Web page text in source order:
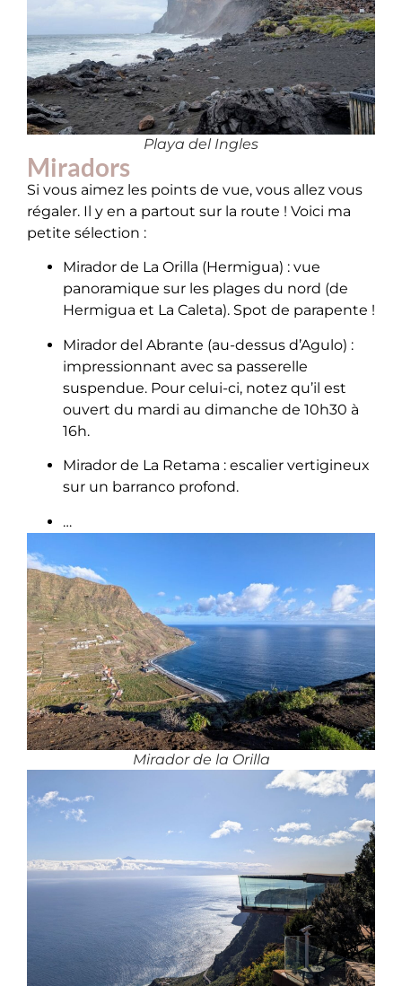
Playa del Ingles
Miradors
Si vous aimez les points de vue, vous allez vous
régaler. Il y en a partout sur la route ! Voici ma
petite sélection :
Mirador de La Orilla (Hermigua) : vue
panoramique sur les plages du nord (de
Hermigua et La Caleta). Spot de parapente !
Mirador del Abrante (au-dessus d’Agulo) :
impressionnant avec sa passerelle
suspendue. Pour celui-ci, notez qu’il est
ouvert du mardi au dimanche de 10h30 à
16h.
Mirador de La Retama : escalier vertigineux
sur un barranco profond.
…
Mirador de la Orilla